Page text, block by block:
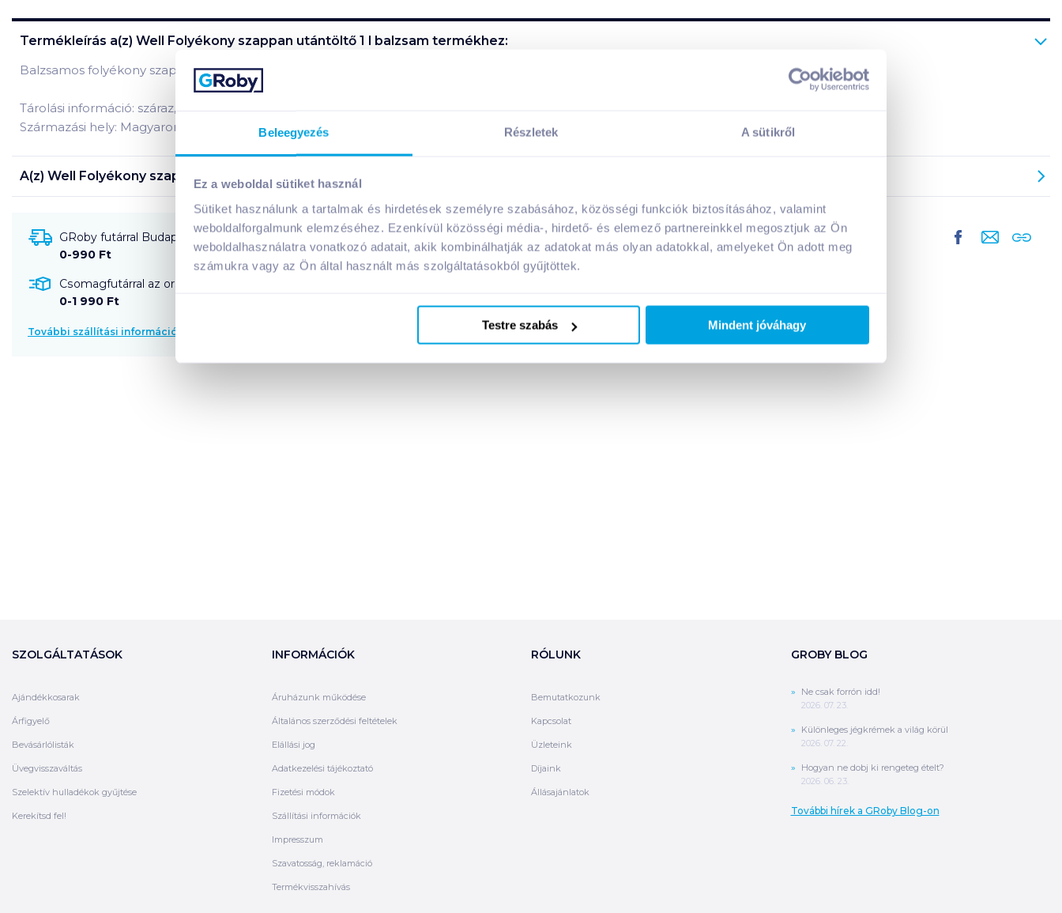
Beleegyezés Részletek A sütikről
Ez a weboldal sütiket használ
Sütiket használunk a tartalmak és hirdetések személyre szabásához, közösségi funkciók biztosításához, valamint
weboldalforgalmunk elemzéséhez. Ezenkívül közösségi média-, hirdető- és elemező partnereinkkel megosztjuk az Ön
weboldalhasználatra vonatkozó adatait, akik kombinálhatják az adatokat más olyan adatokkal, amelyeket Ön adott meg
számukra vagy az Ön által használt más szolgáltatásokból gyűjtöttek.
Testre szabás Mindent jóváhagy
ÖSSZESEN
A végösszeg a szállítás költségét, illetve
költséget nem tartalmazza.
információ
Termékleírás a(z) Well Folyékony szappan utántöltő 1 l balzsam termékhez:
Balzsamos folyékony szappan kiváló tisztító hatással. Bőrkímélő, ph semleges, minden bőrtípusra ajánlott. Használata rendkívül gazdaságos.
Tárolási információ: száraz, hűvös helyen tárolandó!
Származási hely: Magyarország
A(z) Well Folyékony szappan utántöltő 1 l balzsam termék összetevői:
GRoby futárral Budapestre és környékére szállítható
0-990 Ft
Csomagfutárral az ország egész területére szállítható!
0-1 990 Ft
További szállítási információk
Megosztás
SZOLGÁLTATÁSOK
Ajándékkosarak
Árfigyelő
Bevásárlólisták
Üvegvisszaváltás
Szelektív hulladékok gyűjtése
Kerekítsd fel!
INFORMÁCIÓK
Áruházunk működése
Általános szerződési feltételek
Elállási jog
Adatkezelési tájékoztató
Fizetési módok
Szállítási információk
Impresszum
Szavatosság, reklamáció
Termékvisszahívás
RÓLUNK
Bemutatkozunk
Kapcsolat
Üzleteink
Díjaink
Állásajánlatok
GROBY BLOG
Ne csak forrón idd!
2026. 07. 23.
Különleges jégkrémek a világ körül
2026. 07. 22.
Hogyan ne dobj ki rengeteg ételt?
2026. 06. 23.
További hírek a GRoby Blog-on